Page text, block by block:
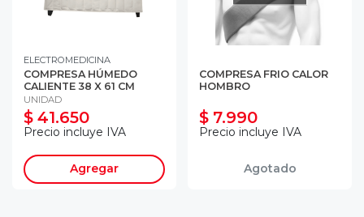
ELECTROMEDICINA
COMPRESA HÚMEDO
CALIENTE 38 X 61 CM
UNIDAD
$ 41.650
Precio incluye IVA
Agregar
COMPRESA FRIO CALOR
HOMBRO
$ 7.990
Precio incluye IVA
Agotado